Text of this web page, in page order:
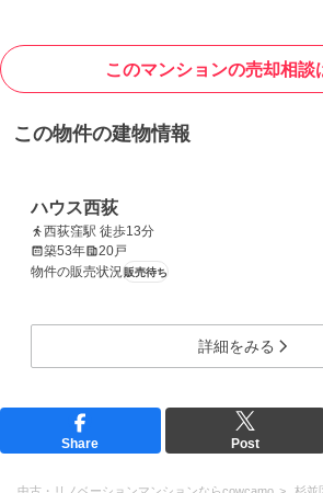
このマンションの売却相談
この物件の建物情報
ハウス西荻
西荻窪駅 徒歩13分
築53年
20戸
物件の販売状況販売待ち
詳細をみる
Share Post